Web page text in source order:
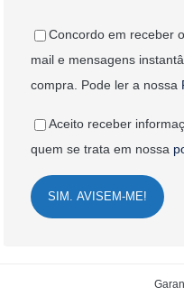
Concordo em receber
mail e mensagens
compra. Pode ler a nossa
Aceito receber
quem se trata em nossa
SIM. AVISEM-ME!